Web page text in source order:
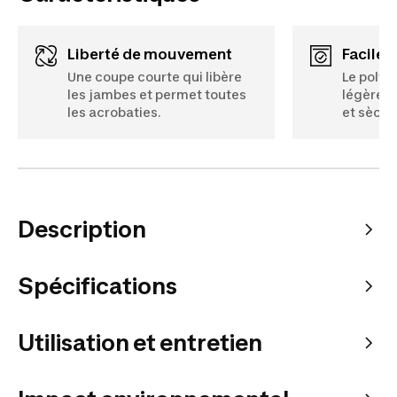
Liberté de mouvement
Une coupe courte qui libère
les jambes et permet toutes
les acrobaties.
facile
Le
légère
et
Description
Spécifications
Utilisation et entretien